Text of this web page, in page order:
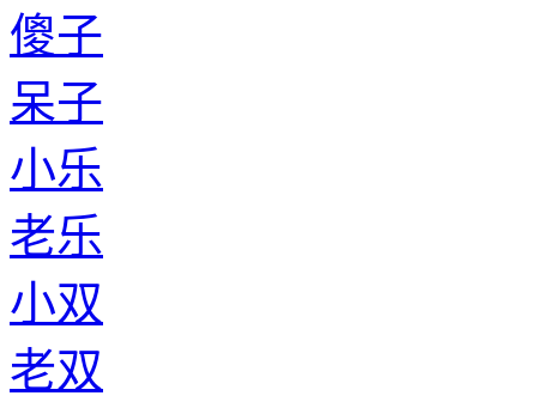
傻子
呆子
小乐
老乐
小双
老双